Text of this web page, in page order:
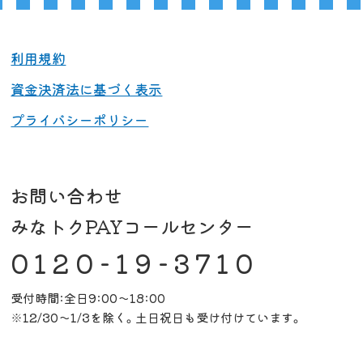
お問い合わせ
みなトクPAYコールセンター
0120-19-3710
受付時間:全日9:00～18:00
※12/30～1/3を除く。土日祝日も受け付けています。
利用規約
資金決済法に基づく表示
プライバシーポリシー